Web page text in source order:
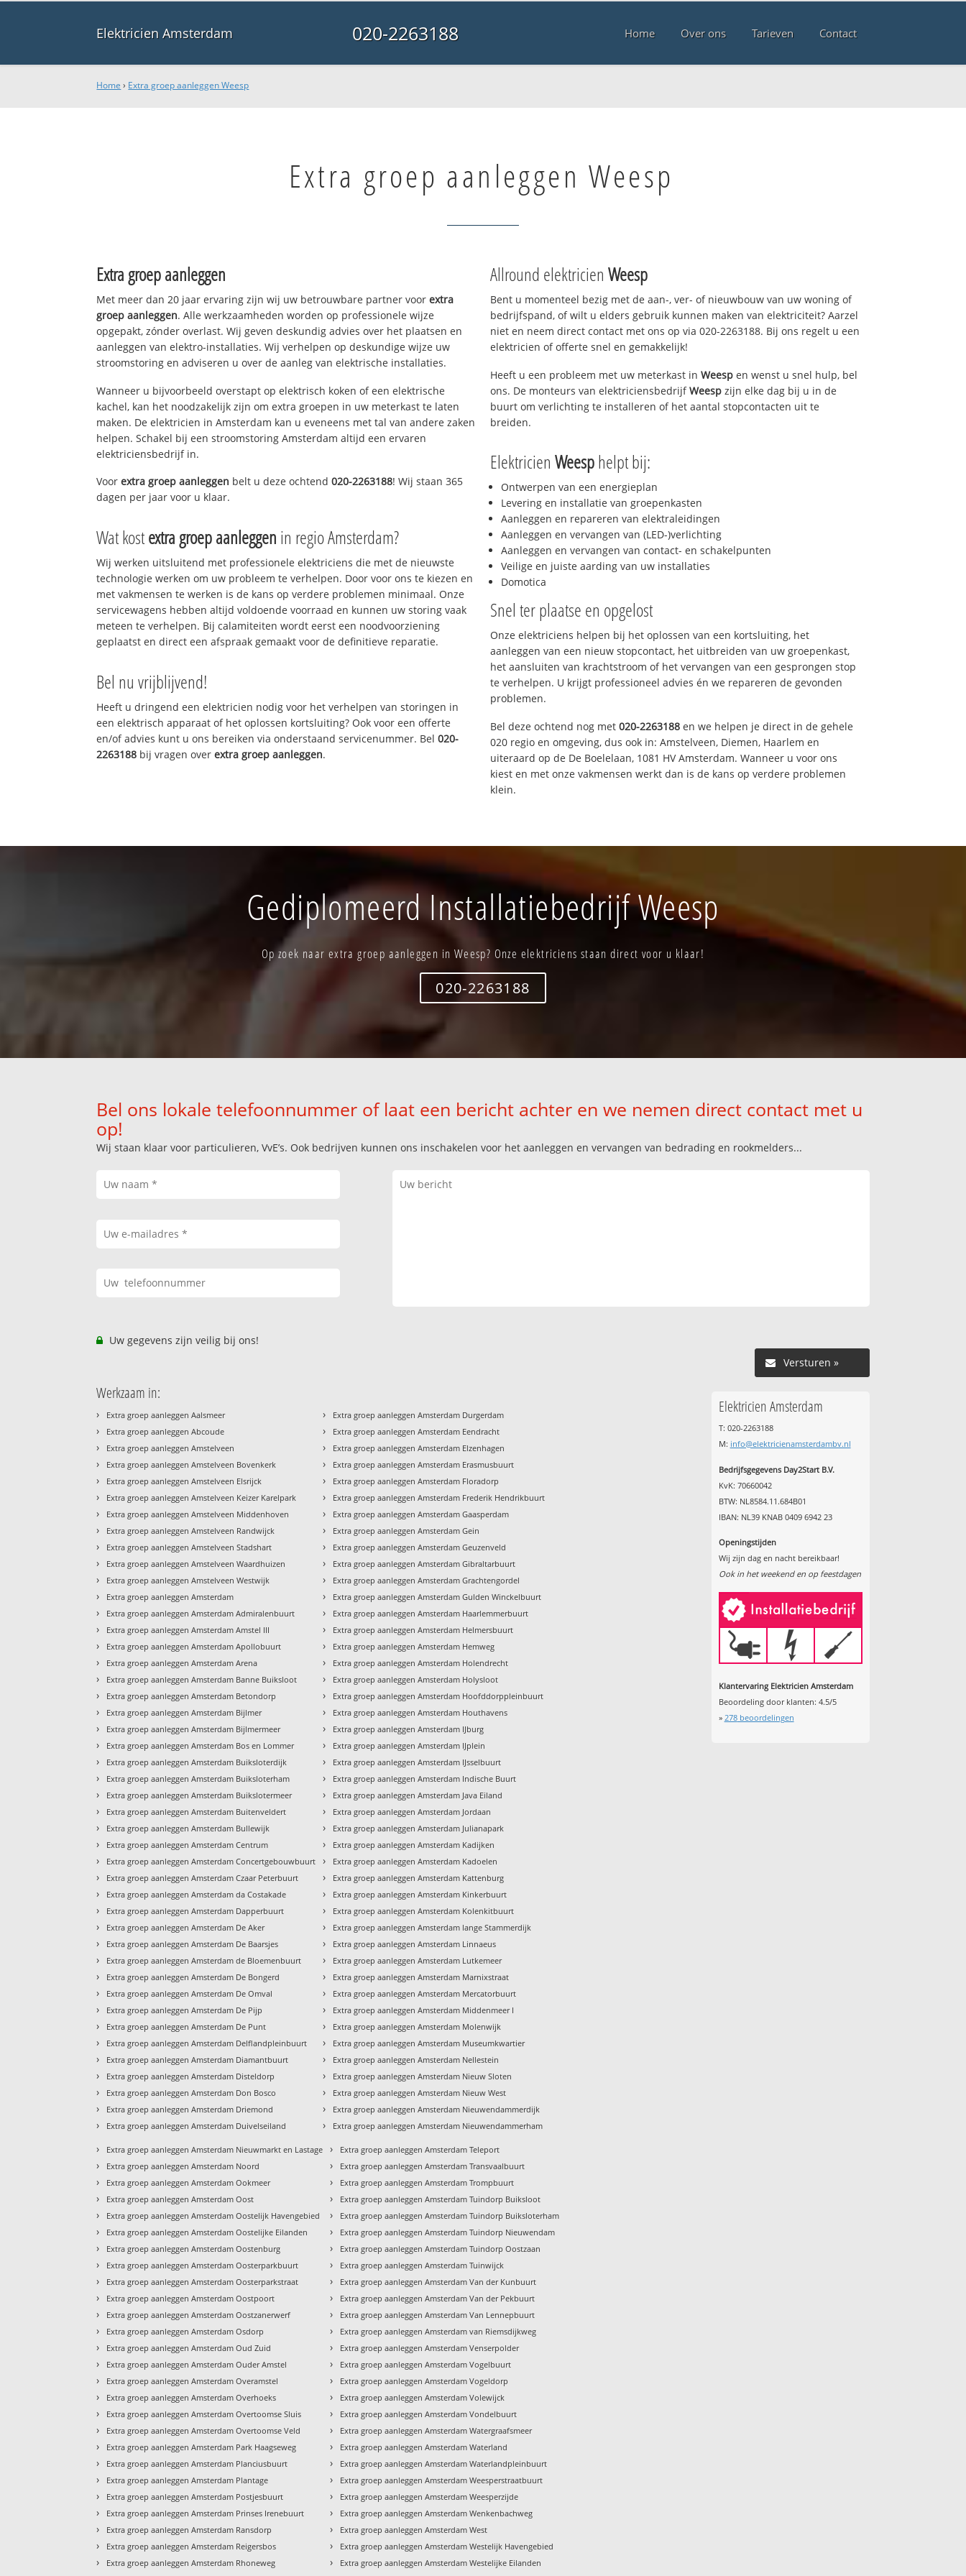
Elektricien Amsterdam 020-2263188 Home Over ons Tarieven Contact
Home › Extra groep aanleggen Weesp
Extra groep aanleggen Weesp
Extra groep aanleggen
Met meer dan 20 jaar ervaring zijn wij uw betrouwbare partner voorextra
groep aanleggen. Alle werkzaamheden worden op professionele wijze
opgepakt, zónder overlast. Wij geven deskundig advies over het plaatsen en
aanleggen van elektro-installaties. Wij verhelpen op deskundige wijze uw
stroomstoring en adviseren u over de aanleg van elektrische installaties.
Wanneer u bijvoorbeeld overstapt op elektrisch koken of een elektrische
kachel, kan het noodzakelijk zijn om extra groepen in uw meterkast te laten
maken. De elektricien in Amsterdam kan u eveneens met tal van andere zaken
helpen. Schakel bij een stroomstoring Amsterdam altijd een ervaren
elektriciensbedrijf in.
Voorextra groep aanleggen belt u deze ochtend020-2263188! Wij staan 365
dagen per jaar voor u klaar.
Wat kostextra groep aanleggen in regio Amsterdam?
Wij werken uitsluitend met professionele elektriciens die met de nieuwste
technologie werken om uw probleem te verhelpen. Door voor ons te kiezen en
met vakmensen te werken is de kans op verdere problemen minimaal. Onze
servicewagens hebben altijd voldoende voorraad en kunnen uw storing vaak
meteen te verhelpen. Bij calamiteiten wordt eerst een noodvoorziening
geplaatst en direct een afspraak gemaakt voor de definitieve reparatie.
Bel nu vrijblijvend!
Heeft u dringend een elektricien nodig voor het verhelpen van storingen in
een elektrisch apparaat of het oplossen kortsluiting? Ook voor een offerte
en/of advies kunt u ons bereiken via onderstaand servicenummer. Bel020-
2263188 bij vragen overextra groep aanleggen.
Allround elektricien Weesp
Bent u momenteel bezig met de aan-, ver- of nieuwbouw van uw woning of
bedrijfspand, of wilt u elders gebruik kunnen maken van elektriciteit? Aarzel
niet en neem direct contact met ons op via 020-2263188. Bij ons regelt u een
elektricien of offerte snel en gemakkelijk!
Heeft u een probleem met uw meterkast in Weesp en wenst u snel hulp, bel
ons. De monteurs van elektriciensbedrijfWeesp zijn elke dag bij u in de
buurt om verlichting te installeren of het aantal stopcontacten uit te
breiden.
Elektricien Weesphelpt bij:
Ontwerpen van een energieplan
Levering en installatie van groepenkasten
Aanleggen en repareren van elektraleidingen
Aanleggen en vervangen van (LED-)verlichting
Aanleggen en vervangen van contact- en schakelpunten
Veilige en juiste aarding van uw installaties
Domotica
Snel ter plaatse en opgelost
Onze elektriciens helpen bij het oplossen van een kortsluiting, het
aanleggen van een nieuw stopcontact, het uitbreiden van uw groepenkast,
het aansluiten van krachtstroom of het vervangen van een gesprongen stop
te verhelpen. U krijgt professioneel advies én we repareren de gevonden
problemen.
Bel deze ochtend nog met 020-2263188 en we helpen je direct in de gehele
020 regio en omgeving, dus ook in: Amstelveen, Diemen, Haarlem en
uiteraard op de De Boelelaan, 1081 HV Amsterdam. Wanneer u voor ons
kiest en met onze vakmensen werkt dan is de kans op verdere problemen
klein.
Gediplomeerd Installatiebedrijf Weesp
Op zoek naar extra groep aanleggen in Weesp? Onze elektriciens staan direct voor u klaar!
020-2263188
Bel ons lokale telefoonnummer of laat een bericht achter en we nemen direct contact met u
op!
Wij staan klaar voor particulieren, VvE’s. Ook bedrijven kunnen ons inschakelen voor het aanleggen en vervangen van bedrading en rookmelders...
Uw gegevens zijn veilig bij ons!
Versturen »
Werkzaam in:
› Extra groep aanleggen Aalsmeer
› Extra groep aanleggen Abcoude
› Extra groep aanleggen Amstelveen
› Extra groep aanleggen Amstelveen Bovenkerk
› Extra groep aanleggen Amstelveen Elsrijck
› Extra groep aanleggen Amstelveen Keizer Karelpark
› Extra groep aanleggen Amstelveen Middenhoven
› Extra groep aanleggen Amstelveen Randwijck
› Extra groep aanleggen Amstelveen Stadshart
› Extra groep aanleggen Amstelveen Waardhuizen
› Extra groep aanleggen Amstelveen Westwijk
› Extra groep aanleggen Amsterdam
› Extra groep aanleggen Amsterdam Admiralenbuurt
› Extra groep aanleggen Amsterdam Amstel III
› Extra groep aanleggen Amsterdam Apollobuurt
› Extra groep aanleggen Amsterdam Arena
› Extra groep aanleggen Amsterdam Banne Buiksloot
› Extra groep aanleggen Amsterdam Betondorp
› Extra groep aanleggen Amsterdam Bijlmer
› Extra groep aanleggen Amsterdam Bijlmermeer
› Extra groep aanleggen Amsterdam Bos en Lommer
› Extra groep aanleggen Amsterdam Buiksloterdijk
› Extra groep aanleggen Amsterdam Buiksloterham
› Extra groep aanleggen Amsterdam Buikslotermeer
› Extra groep aanleggen Amsterdam Buitenveldert
› Extra groep aanleggen Amsterdam Bullewijk
› Extra groep aanleggen Amsterdam Centrum
› Extra groep aanleggen Amsterdam Concertgebouwbuurt
› Extra groep aanleggen Amsterdam Czaar Peterbuurt
› Extra groep aanleggen Amsterdam da Costakade
› Extra groep aanleggen Amsterdam Dapperbuurt
› Extra groep aanleggen Amsterdam De Aker
› Extra groep aanleggen Amsterdam De Baarsjes
› Extra groep aanleggen Amsterdam de Bloemenbuurt
› Extra groep aanleggen Amsterdam De Bongerd
› Extra groep aanleggen Amsterdam De Omval
› Extra groep aanleggen Amsterdam De Pijp
› Extra groep aanleggen Amsterdam De Punt
› Extra groep aanleggen Amsterdam Delflandpleinbuurt
› Extra groep aanleggen Amsterdam Diamantbuurt
› Extra groep aanleggen Amsterdam Disteldorp
› Extra groep aanleggen Amsterdam Don Bosco
› Extra groep aanleggen Amsterdam Driemond
› Extra groep aanleggen Amsterdam Duivelseiland
› Extra groep aanleggen Amsterdam Durgerdam
› Extra groep aanleggen Amsterdam Eendracht
› Extra groep aanleggen Amsterdam Elzenhagen
› Extra groep aanleggen Amsterdam Erasmusbuurt
› Extra groep aanleggen Amsterdam Floradorp
› Extra groep aanleggen Amsterdam Frederik Hendrikbuurt
› Extra groep aanleggen Amsterdam Gaasperdam
› Extra groep aanleggen Amsterdam Gein
› Extra groep aanleggen Amsterdam Geuzenveld
› Extra groep aanleggen Amsterdam Gibraltarbuurt
› Extra groep aanleggen Amsterdam Grachtengordel
› Extra groep aanleggen Amsterdam Gulden Winckelbuurt
› Extra groep aanleggen Amsterdam Haarlemmerbuurt
› Extra groep aanleggen Amsterdam Helmersbuurt
› Extra groep aanleggen Amsterdam Hemweg
› Extra groep aanleggen Amsterdam Holendrecht
› Extra groep aanleggen Amsterdam Holysloot
› Extra groep aanleggen Amsterdam Hoofddorppleinbuurt
› Extra groep aanleggen Amsterdam Houthavens
› Extra groep aanleggen Amsterdam IJburg
› Extra groep aanleggen Amsterdam IJplein
› Extra groep aanleggen Amsterdam IJsselbuurt
› Extra groep aanleggen Amsterdam Indische Buurt
› Extra groep aanleggen Amsterdam Java Eiland
› Extra groep aanleggen Amsterdam Jordaan
› Extra groep aanleggen Amsterdam Julianapark
› Extra groep aanleggen Amsterdam Kadijken
› Extra groep aanleggen Amsterdam Kadoelen
› Extra groep aanleggen Amsterdam Kattenburg
› Extra groep aanleggen Amsterdam Kinkerbuurt
› Extra groep aanleggen Amsterdam Kolenkitbuurt
› Extra groep aanleggen Amsterdam lange Stammerdijk
› Extra groep aanleggen Amsterdam Linnaeus
› Extra groep aanleggen Amsterdam Lutkemeer
› Extra groep aanleggen Amsterdam Marnixstraat
› Extra groep aanleggen Amsterdam Mercatorbuurt
› Extra groep aanleggen Amsterdam Middenmeer I
› Extra groep aanleggen Amsterdam Molenwijk
› Extra groep aanleggen Amsterdam Museumkwartier
› Extra groep aanleggen Amsterdam Nellestein
› Extra groep aanleggen Amsterdam Nieuw Sloten
› Extra groep aanleggen Amsterdam Nieuw West
› Extra groep aanleggen Amsterdam Nieuwendammerdijk
› Extra groep aanleggen Amsterdam Nieuwendammerham
› Extra groep aanleggen Amsterdam Nieuwmarkt en Lastage
› Extra groep aanleggen Amsterdam Noord
› Extra groep aanleggen Amsterdam Ookmeer
› Extra groep aanleggen Amsterdam Oost
› Extra groep aanleggen Amsterdam Oostelijk Havengebied
› Extra groep aanleggen Amsterdam Oostelijke Eilanden
› Extra groep aanleggen Amsterdam Oostenburg
› Extra groep aanleggen Amsterdam Oosterparkbuurt
› Extra groep aanleggen Amsterdam Oosterparkstraat
› Extra groep aanleggen Amsterdam Oostpoort
› Extra groep aanleggen Amsterdam Oostzanerwerf
› Extra groep aanleggen Amsterdam Osdorp
› Extra groep aanleggen Amsterdam Oud Zuid
› Extra groep aanleggen Amsterdam Ouder Amstel
› Extra groep aanleggen Amsterdam Overamstel
› Extra groep aanleggen Amsterdam Overhoeks
› Extra groep aanleggen Amsterdam Overtoomse Sluis
› Extra groep aanleggen Amsterdam Overtoomse Veld
› Extra groep aanleggen Amsterdam Park Haagseweg
› Extra groep aanleggen Amsterdam Planciusbuurt
› Extra groep aanleggen Amsterdam Plantage
› Extra groep aanleggen Amsterdam Postjesbuurt
› Extra groep aanleggen Amsterdam Prinses Irenebuurt
› Extra groep aanleggen Amsterdam Ransdorp
› Extra groep aanleggen Amsterdam Reigersbos
› Extra groep aanleggen Amsterdam Rhoneweg
› Extra groep aanleggen Amsterdam Teleport
› Extra groep aanleggen Amsterdam Transvaalbuurt
› Extra groep aanleggen Amsterdam Trompbuurt
› Extra groep aanleggen Amsterdam Tuindorp Buiksloot
› Extra groep aanleggen Amsterdam Tuindorp Buiksloterham
› Extra groep aanleggen Amsterdam Tuindorp Nieuwendam
› Extra groep aanleggen Amsterdam Tuindorp Oostzaan
› Extra groep aanleggen Amsterdam Tuinwijck
› Extra groep aanleggen Amsterdam Van der Kunbuurt
› Extra groep aanleggen Amsterdam Van der Pekbuurt
› Extra groep aanleggen Amsterdam Van Lennepbuurt
› Extra groep aanleggen Amsterdam van Riemsdijkweg
› Extra groep aanleggen Amsterdam Venserpolder
› Extra groep aanleggen Amsterdam Vogelbuurt
› Extra groep aanleggen Amsterdam Vogeldorp
› Extra groep aanleggen Amsterdam Volewijck
› Extra groep aanleggen Amsterdam Vondelbuurt
› Extra groep aanleggen Amsterdam Watergraafsmeer
› Extra groep aanleggen Amsterdam Waterland
› Extra groep aanleggen Amsterdam Waterlandpleinbuurt
› Extra groep aanleggen Amsterdam Weesperstraatbuurt
› Extra groep aanleggen Amsterdam Weesperzijde
› Extra groep aanleggen Amsterdam Wenkenbachweg
› Extra groep aanleggen Amsterdam West
› Extra groep aanleggen Amsterdam Westelijk Havengebied
› Extra groep aanleggen Amsterdam Westelijke Eilanden
Elektricien Amsterdam
T: 020-2263188
M: info@elektricienamsterdambv.nl
Bedrijfsgegevens Day2Start B.V.
KvK: 70660042
BTW: NL8584.11.684B01
IBAN: NL39 KNAB 0409 6942 23
Openingstijden
Wij zijn dag en nacht bereikbaar!
Ook in het weekend en op feestdagen
Klantervaring Elektricien Amsterdam
Beoordeling door klanten: 4.5/5
» 278beoordelingen